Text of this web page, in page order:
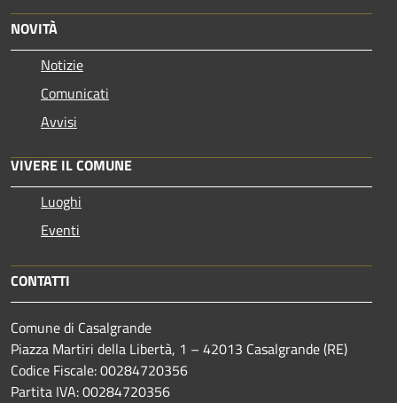
NOVITÀ
Notizie
Comunicati
Avvisi
VIVERE IL COMUNE
Luoghi
Eventi
CONTATTI
Comune di Casalgrande
Piazza Martiri della Libertà, 1 – 42013 Casalgrande (RE)
Codice Fiscale: 00284720356
Partita IVA: 00284720356